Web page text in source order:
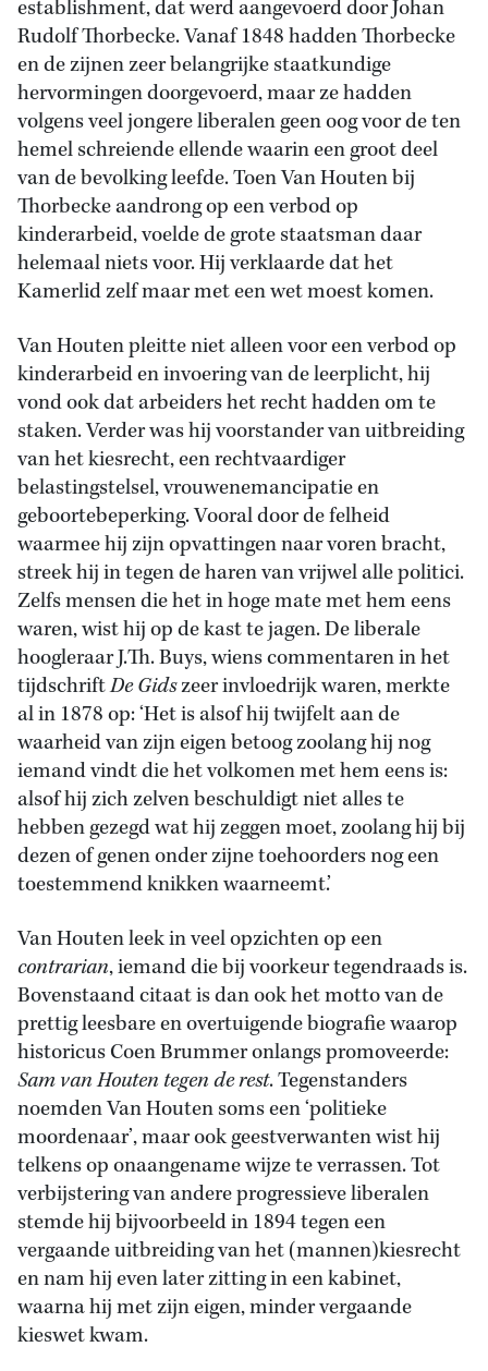
establishment, dat werd aangevoerd door Johan
Rudolf Thorbecke. Vanaf 1848 hadden Thorbecke
en de zijnen zeer belangrijke staatkundige
hervormingen doorgevoerd, maar ze hadden
volgens veel jongere liberalen geen oog voor de ten
hemel schreiende ellende waarin een groot deel
van de bevolking leefde. Toen Van Houten bij
Thorbecke aandrong op een verbod op
kinderarbeid, voelde de grote staatsman daar
helemaal niets voor. Hij verklaarde dat het
Kamerlid zelf maar met een wet moest komen.
Van Houten pleitte niet alleen voor een verbod op
kinderarbeid en invoering van de leerplicht, hij
vond ook dat arbeiders het recht hadden om te
staken. Verder was hij voorstander van uitbreiding
van het kiesrecht, een rechtvaardiger
belastingstelsel, vrouwenemancipatie en
geboortebeperking. Vooral door de felheid
waarmee hij zijn opvattingen naar voren bracht,
streek hij in tegen de haren van vrijwel alle politici.
Zelfs mensen die het in hoge mate met hem eens
waren, wist hij op de kast te jagen. De liberale
hoogleraar J.Th. Buys, wiens commentaren in het
tijdschriftDe Gidszeer invloedrijk waren, merkte
al in 1878 op: ‘Het is alsof hij twijfelt aan de
waarheid van zijn eigen betoog zoolang hij nog
iemand vindt die het volkomen met hem eens is:
alsof hij zich zelven beschuldigt niet alles te
hebben gezegd wat hij zeggen moet, zoolang hij bij
dezen of genen onder zijne toehoorders nog een
toestemmend knikken waarneemt.’
Van Houten leek in veel opzichten op een
contrarian, iemand die bij voorkeur tegendraads is.
Bovenstaand citaat is dan ook het motto van de
prettig leesbare en overtuigende biografie waarop
historicus Coen Brummer onlangs promoveerde:
Sam van Houten tegen de rest. Tegenstanders
noemden Van Houten soms een ‘politieke
moordenaar’, maar ook geestverwanten wist hij
telkens op onaangename wijze te verrassen. Tot
verbijstering van andere progressieve liberalen
stemde hij bijvoorbeeld in 1894 tegen een
vergaande uitbreiding van het (mannen)kiesrecht
en nam hij even later zitting in een kabinet,
waarna hij met zijn eigen, minder vergaande
kieswet kwam.